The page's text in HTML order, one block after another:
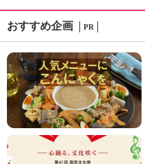
おすすめ企画 PR